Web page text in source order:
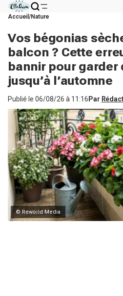
Accueil Nature
Vos bégonias
balcon ? Cette
bannir pour garder
jusqu’à l’automne
Publié le 06/08/26 à 11:16 Par
© Reworld Media